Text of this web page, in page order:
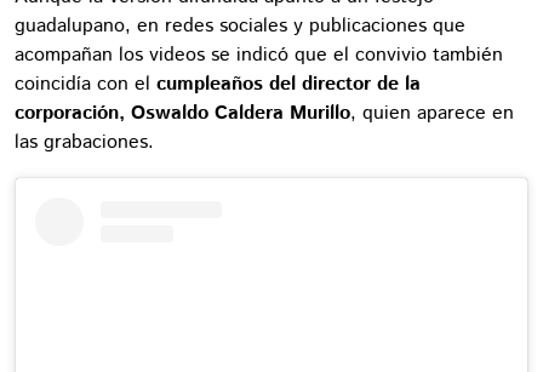
guadalupano, en redes sociales y publicaciones que
acompañan los videos se indicó que el convivio también
coincidía con el cumpleaños del director de la
corporación, Oswaldo Caldera Murillo, quien aparece en
las grabaciones.